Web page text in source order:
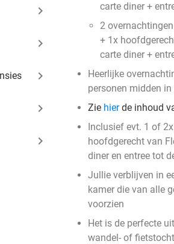
keyboard_arrow_right
keyboard_arrow_right
keyboard_arrow_right
keyboard_arrow_right
keyboard_arrow_right
carte diner +
2
+ 1x
carte diner +
Heerlijke
personen midden
Zie hierde inhoud
Inclusief evt. 1 of
hoofdgerecht van
diner en entree tot
Jullie verblijven in
kamer die van alle
voorzien
Het is de perfecte
wandel- of